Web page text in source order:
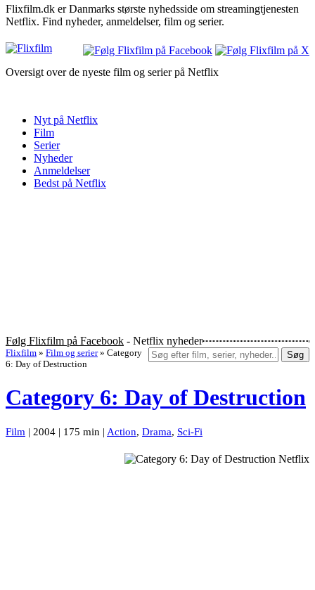
Flixfilm.dk er Danmarks største nyhedsside om streamingtjenesten
Netflix. Find nyheder, anmeldelser, film og serier.
Oversigt over de nyeste film og serier på Netflix
Nyt på Netflix
Film
Serier
Nyheder
Anmeldelser
Bedst på Netflix
Følg Flixfilm på Facebook - Netflix nyheder
Søg
Flixfilm » Film og serier » Category
6: Day of Destruction
Category 6: Day of Destruction
Film | 2004 | 175 min | Action, Drama, Sci-Fi